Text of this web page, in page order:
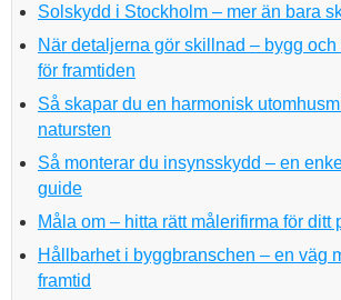
Solskydd i Stockholm – mer än bara
När detaljerna gör skillnad – bygg
för framtiden
Så skapar du en harmonisk
natursten
Så monterar du insynsskydd – en
guide
Måla om – hitta rätt målerifirma för ditt
Hållbarhet i byggbranschen – en väg
framtid